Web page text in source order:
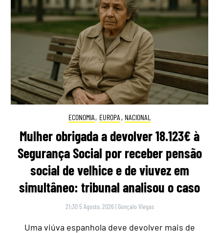
ECONOMIA, EUROPA , NACIONAL
Mulher obrigada a devolver 18.123€ à
Segurança Social por receber pensão
social de velhice e de viuvez em
simultâneo: tribunal analisou o caso
21:30 5 Agosto, 2026 | Gonçalo Viegas
Uma viúva espanhola deve devolver mais de